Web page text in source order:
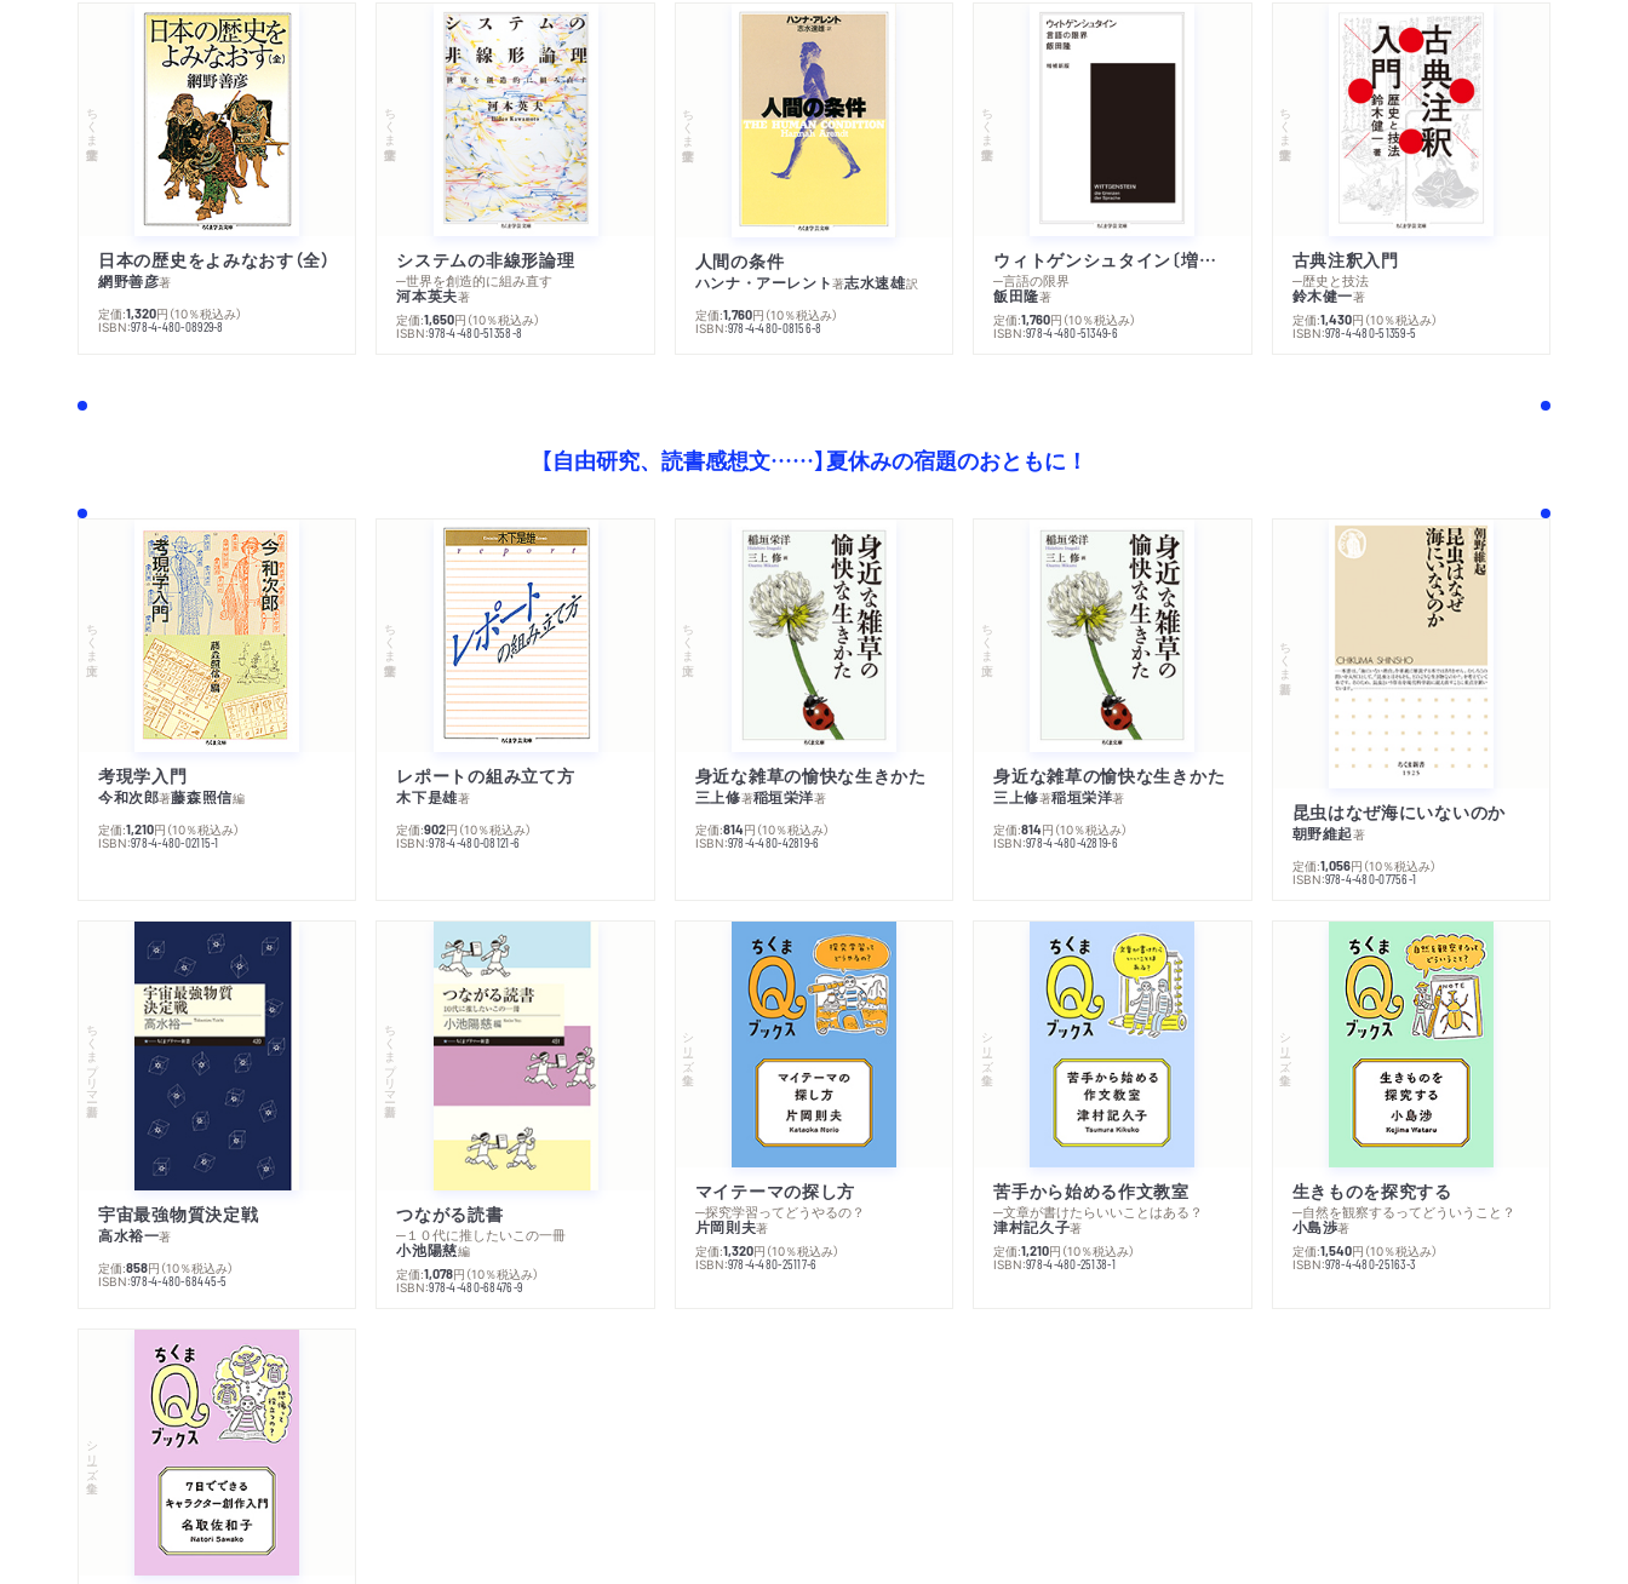
ちくま学芸文庫
日本の歴史をよみなおす（全）
網野善彦著
定価:1,320円 （10％税込み）
ISBN:978-4-480-08929-8
ちくま学芸文庫
システムの非線形論理
─世界を創造的に組み直す
河本英夫著
定価:1,650円 （10％税込み）
ISBN:978-4-480-51358-8
ちくま学芸文庫
人間の条件
ハンナ・アーレント著志水速雄訳
定価:1,760円 （10％税込み）
ISBN:978-4-480-08156-8
ちくま学芸文庫
ウィトゲンシュタイン〔増補新版〕
─言語の限界
飯田隆著
定価:1,760円 （10％税込み）
ISBN:978-4-480-51349-6
ちくま学芸文庫
古典注釈入門
─歴史と技法
鈴木健一著
定価:1,430円 （10％税込み）
ISBN:978-4-480-51359-5
【自由研究、読書感想文……】夏休みの宿題のおともに！
ちくま文庫
考現学入門
今和次郎著藤森照信編
定価:1,210円 （10％税込み）
ISBN:978-4-480-02115-1
ちくま学芸文庫
レポートの組み立て方
木下是雄著
定価:902円 （10％税込み）
ISBN:978-4-480-08121-6
ちくま文庫
身近な雑草の愉快な生きかた
三上修著稲垣栄洋著
定価:814円 （10％税込み）
ISBN:978-4-480-42819-6
ちくま文庫
身近な雑草の愉快な生きかた
三上修著稲垣栄洋著
定価:814円 （10％税込み）
ISBN:978-4-480-42819-6
ちくま新書
昆虫はなぜ海にいないのか
朝野維起著
定価:1,056円 （10％税込み）
ISBN:978-4-480-07756-1
ちくまプリマー新書
宇宙最強物質決定戦
高水裕一著
定価:858円 （10％税込み）
ISBN:978-4-480-68445-5
ちくまプリマー新書
つながる読書
─１０代に推したいこの一冊
小池陽慈編
定価:1,078円 （10％税込み）
ISBN:978-4-480-68476-9
シリーズ・全集
マイテーマの探し方
─探究学習ってどうやるの？
片岡則夫著
定価:1,320円 （10％税込み）
ISBN:978-4-480-25117-6
シリーズ・全集
苦手から始める作文教室
─文章が書けたらいいことはある？
津村記久子著
定価:1,210円 （10％税込み）
ISBN:978-4-480-25138-1
シリーズ・全集
生きものを探究する
─自然を観察するってどういうこと？
小島渉著
定価:1,540円 （10％税込み）
ISBN:978-4-480-25163-3
シリーズ・全集